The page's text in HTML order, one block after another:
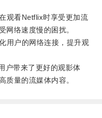
看Netflix时享受更加流
网络速度慢的困扰。
户的网络连接，提升观
带来了更好的观影体
质量的流媒体内容。